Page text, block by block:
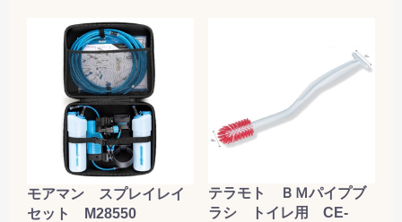
モアマン スプレイレイ
セット M28550
テラモト ＢＭパイプブ
ラシ トイレ用 CE-